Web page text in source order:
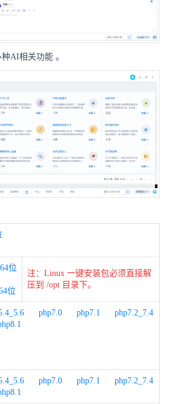
AI相关功能 。
位
位
注：Linux 一键安装包必须直接解
压到 /opt 目录下。
php7.0 php7.1
php7.2_7.4
php7.0 php7.1
php7.2_7.4